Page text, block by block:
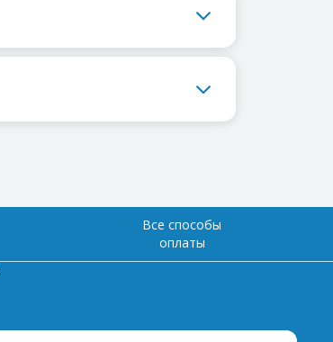
Все способы
оплаты